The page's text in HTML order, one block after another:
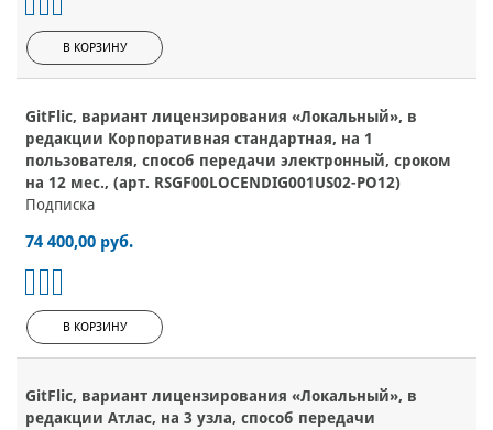
В КОРЗИНУ
GitFlic, вариант лицензирования «Локальный», в
редакции Корпоративная стандартная, на 1
пользователя, способ передачи электронный, сроком
на 12 мес., (арт. RSGF00LOCENDIG001US02-PO12)
Подписка
74 400,00 руб.
В КОРЗИНУ
GitFlic, вариант лицензирования «Локальный», в
редакции Атлас, на 3 узла, способ передачи